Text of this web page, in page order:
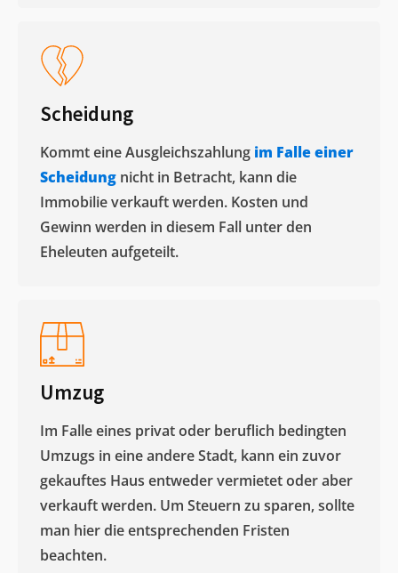
Scheidung
Kommt eine Ausgleichszahlung im Falle einer
Scheidung nicht in Betracht, kann die
Immobilie verkauft werden. Kosten und
Gewinn werden in diesem Fall unter den
Eheleuten aufgeteilt.​
Umzug
Im Falle eines privat oder beruflich bedingten
Umzugs in eine andere Stadt, kann ein zuvor
gekauftes Haus entweder vermietet oder aber
verkauft werden. Um Steuern zu sparen, sollte
man hier die entsprechenden Fristen
beachten.